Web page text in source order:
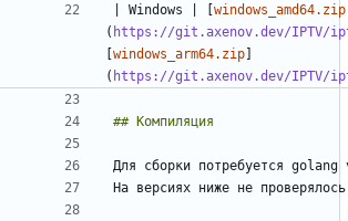
| Windows | [windows_amd64.zip
( https://git.axenov.dev/IPTV/
[windows_arm64.zip]
( https://git.axenov.dev/IPTV/